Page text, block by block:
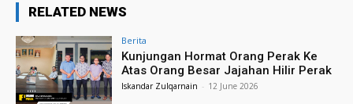
RELATED NEWS
Berita
Kunjungan Hormat Orang Perak Ke
Atas Orang Besar Jajahan Hilir Perak
Iskandar Zulqarnain - 12 June 2026